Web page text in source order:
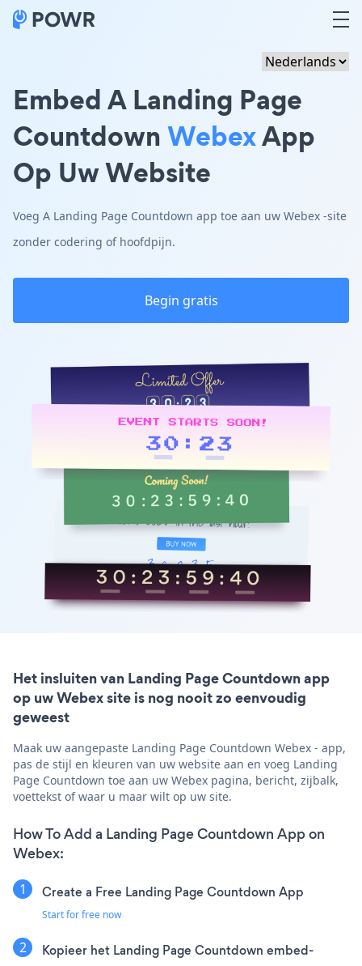
Embed A Landing Page
CountdownWebexApp
Op Uw Website
Voeg A Landing Page Countdown app toe aan uw Webex -site
zonder codering of hoofdpijn.
Begin gratis
Het insluiten van Landing Page Countdown app
op uw Webex site is nog nooit zo eenvoudig
geweest
Maak uw aangepaste Landing Page Countdown Webex - app,
pas de stijl en kleuren van uw website aan en voeg Landing
Page Countdown toe aan uw Webex pagina, bericht, zijbalk,
voettekst of waar u maar wilt op uw site.
How To Add a Landing Page Countdown App on
Webex:
Create a Free Landing Page Countdown App
Start for free now
Kopieer het Landing Page Countdown embed-